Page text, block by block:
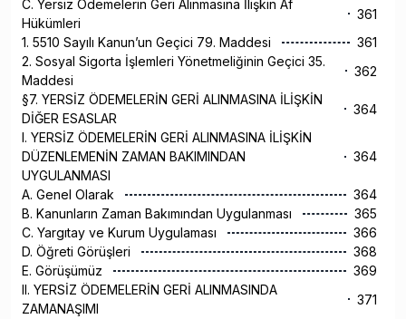
C. Yersiz Ödemelerin Geri Alınmasına İlişkin Af
Hükümleri
361
1. 5510 Sayılı Kanun’un Geçici 79. Maddesi
361
2. Sosyal Sigorta İşlemleri Yönetmeliğinin Geçici 35.
Maddesi
362
§7. YERSİZ ÖDEMELERİN GERİ ALINMASINA İLİŞKİN
DİĞER ESASLAR
364
I. YERSİZ ÖDEMELERİN GERİ ALINMASINA İLİŞKİN
DÜZENLEMENİN ZAMAN BAKIMINDAN
UYGULANMASI
364
A. Genel Olarak
364
B. Kanunların Zaman Bakımından Uygulanması
365
C. Yargıtay ve Kurum Uygulaması
366
D. Öğreti Görüşleri
368
E. Görüşümüz
369
II. YERSİZ ÖDEMELERİN GERİ ALINMASINDA
ZAMANAŞIMI
371